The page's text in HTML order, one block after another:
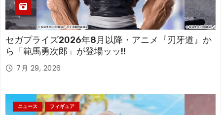
セガプライズ2026年8月以降・アニメ『刃牙道』か
ら「範馬勇次郎」が登場ッッ!!
7月 29, 2026
ニュース フィギュア